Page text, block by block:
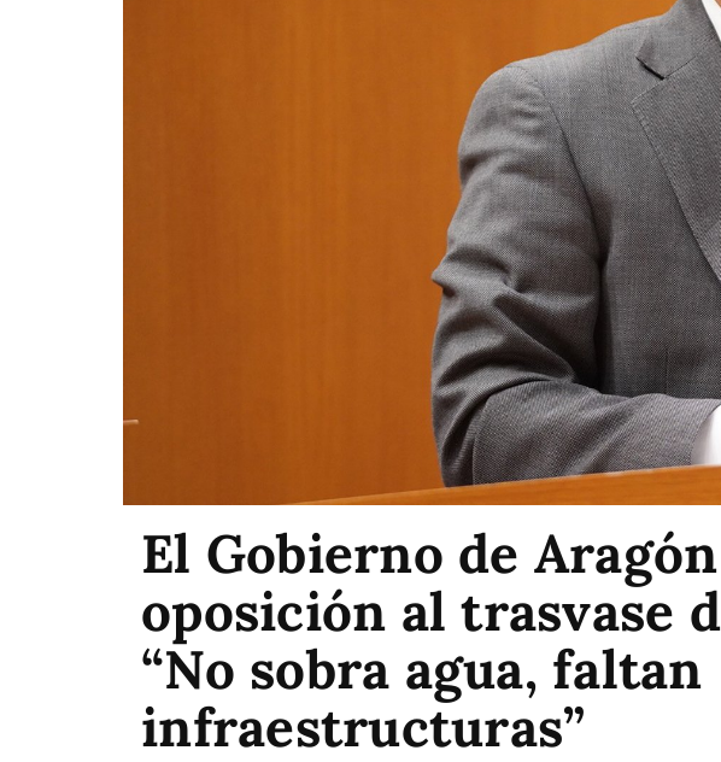
El Gobierno de
oposición al trasvase
“No sobra agua, faltan
infraestructuras”